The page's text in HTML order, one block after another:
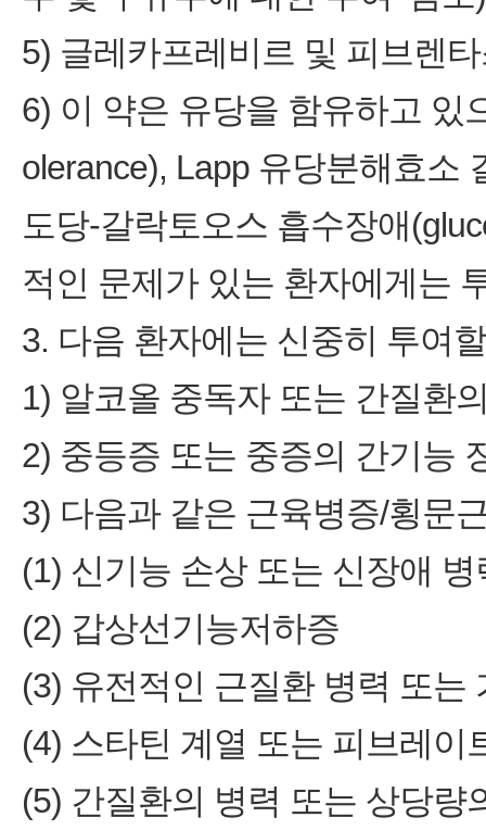
5) 글레카프레비르 및 피브렌
6) 이 약은 유당을 함유하고 있
olerance), Lapp 유당분해효소
도당-갈락토오스 흡수장애
적인 문제가 있는 환자에게는
3. 다음 환자에는 신중히 투여
1) 알코올 중독자 또는 간질환
2) 중등증 또는 중증의 간기능
3) 다음과 같은 근육병증/횡문
(1) 신기능 손상 또는 신장애 병
(2) 갑상선기능저하증
(3) 유전적인 근질환 병력 또는
(4) 스타틴 계열 또는 피브레이
(5) 간질환의 병력 또는 상당량